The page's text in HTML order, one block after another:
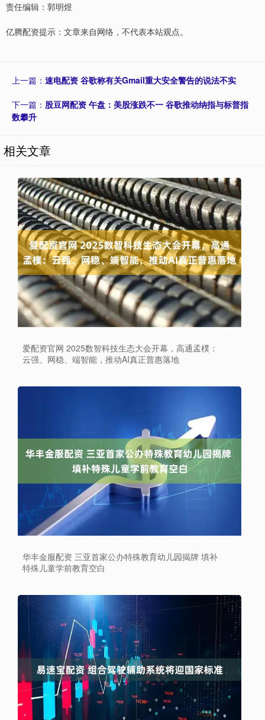
责任编辑：郭明煜
亿腾配资提示：文章来自网络，不代表本站观点。
上一篇： 速电配资 谷歌称有关Gmail重大安全警告的说法不实
下一篇： 股豆网配资 午盘：美股涨跌不一 谷歌推动纳指与标普指
数攀升
相关文章
爱配资官网 2025数智科技生态大会开幕，高通孟樸：
云强、网稳、端智能，推动AI真正普惠落地
华丰金服配资 三亚首家公办特殊教育幼儿园揭牌 填补
特殊儿童学前教育空白